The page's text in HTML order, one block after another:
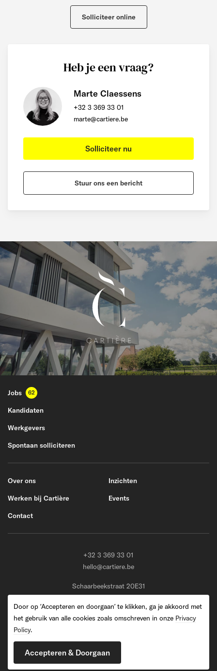
Solliciteer online
Heb je een vraag?
Marte Claessens
+32 3 369 33 01
marte@cartiere.be
Solliciteer nu
Stuur ons een bericht
Jobs 62
Kandidaten
Werkgevers
Spontaan solliciteren
Over ons
Werken bij Cartière
Contact
Inzichten
Events
+32 3 369 33 01
hello@cartiere.be
Schaarbeekstraat 20E31
BE-9120 Melsele (Beveren)
2026 Cartiere. All Rights Reserved
Door op ‘Accepteren en doorgaan’ te klikken, ga je akkoord met
het gebruik van alle cookies zoals omschreven in onze Privacy
Policy.
Accepteren & Doorgaan